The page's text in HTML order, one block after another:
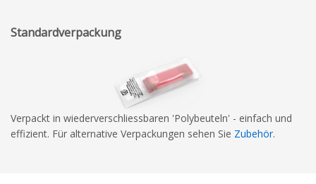
Standardverpackung
Verpackt in wiederverschliessbaren 'Polybeuteln' - einfach und
effizient. Für alternative Verpackungen sehen Sie Zubehör.